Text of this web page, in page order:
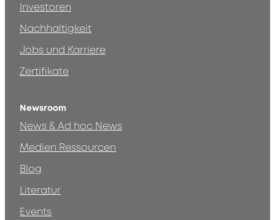
Investoren
Nachhaltigkeit
Jobs und Karriere
Zertifikate
Newsroom
News & Ad hoc News
Medien Ressourcen
Blog
Literatur
Events